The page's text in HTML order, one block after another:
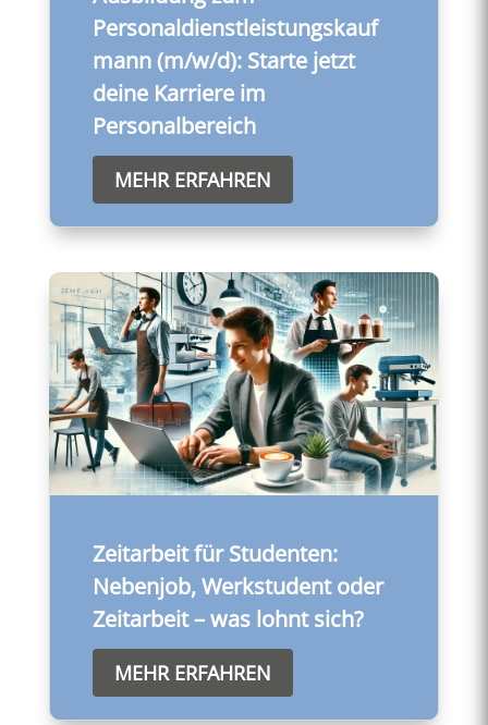
Personaldienstleistungskauf
mann (m/w/d): Starte jetzt
deine Karriere im
Personalbereich
MEHR ERFAHREN
Zeitarbeit für Studenten:
Nebenjob, Werkstudent oder
Zeitarbeit – was lohnt sich?
MEHR ERFAHREN